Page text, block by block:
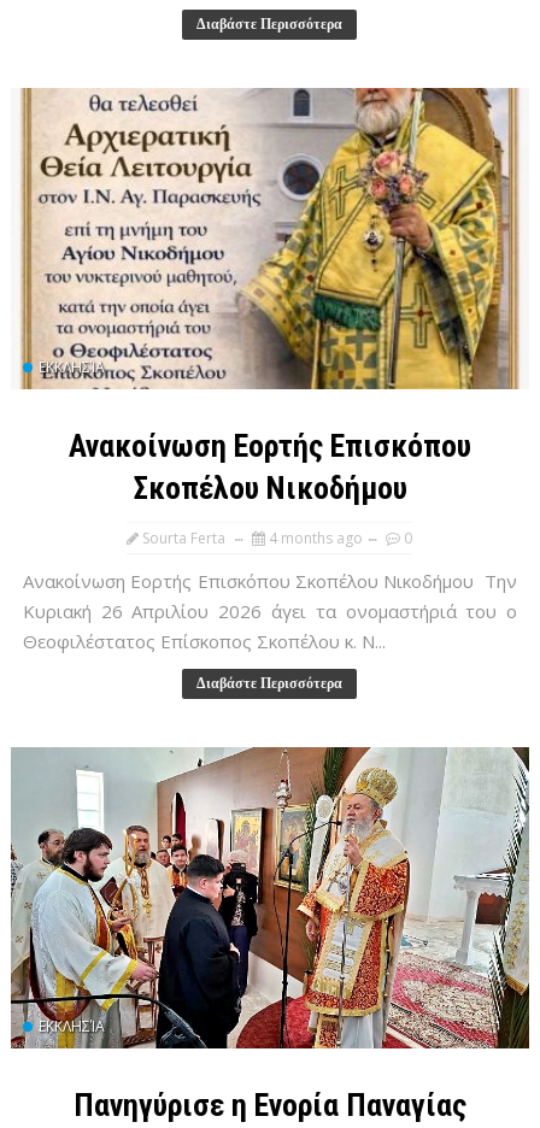
Διαβάστε Περισσότερα
ΕΚΚΛΗΣΊΑ
Ανακοίνωση Εορτής Επισκόπου
Σκοπέλου Νικοδήμου
Sourta Ferta 4 months ago 0
Ανακοίνωση Εορτής Επισκόπου Σκοπέλου Νικοδήμου Την
Κυριακή 26 Απριλίου 2026 άγει τα ονομαστήριά του ο
Θεοφιλέστατος Επίσκοπος Σκοπέλου κ. Ν...
Διαβάστε Περισσότερα
ΕΚΚΛΗΣΊΑ
Πανηγύρισε η Ενορία Παναγίας